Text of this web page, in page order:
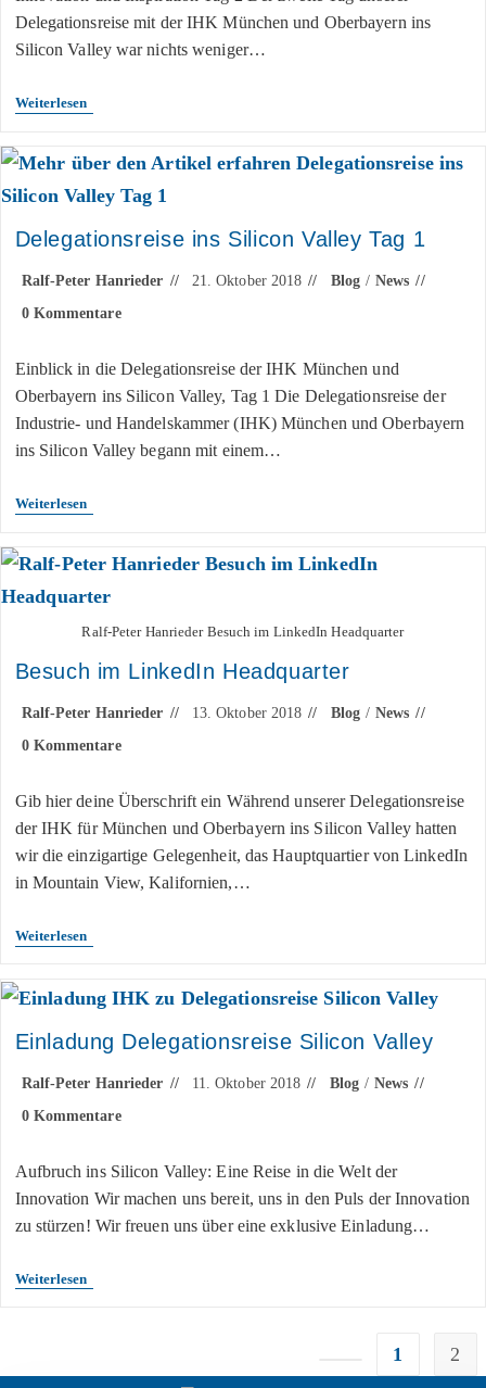
Delegationsreise mit der IHK München und Oberbayern ins
Silicon Valley war nichts weniger…
Weiterlesen
Delegationsreise ins Silicon Valley Tag 1
Ralf-Peter Hanrieder 21. Oktober 2018 Blog / News
0 Kommentare
Einblick in die Delegationsreise der IHK München und
Oberbayern ins Silicon Valley, Tag 1 Die Delegationsreise der
Industrie- und Handelskammer (IHK) München und Oberbayern
ins Silicon Valley begann mit einem…
Weiterlesen
Ralf-Peter Hanrieder Besuch im LinkedIn Headquarter
Besuch im LinkedIn Headquarter
Ralf-Peter Hanrieder 13. Oktober 2018 Blog / News
0 Kommentare
Gib hier deine Überschrift ein Während unserer Delegationsreise
der IHK für München und Oberbayern ins Silicon Valley hatten
wir die einzigartige Gelegenheit, das Hauptquartier von LinkedIn
in Mountain View, Kalifornien,…
Weiterlesen
Einladung Delegationsreise Silicon Valley
Ralf-Peter Hanrieder 11. Oktober 2018 Blog / News
0 Kommentare
Aufbruch ins Silicon Valley: Eine Reise in die Welt der
Innovation Wir machen uns bereit, uns in den Puls der Innovation
zu stürzen! Wir freuen uns über eine exklusive Einladung…
Weiterlesen
1 2